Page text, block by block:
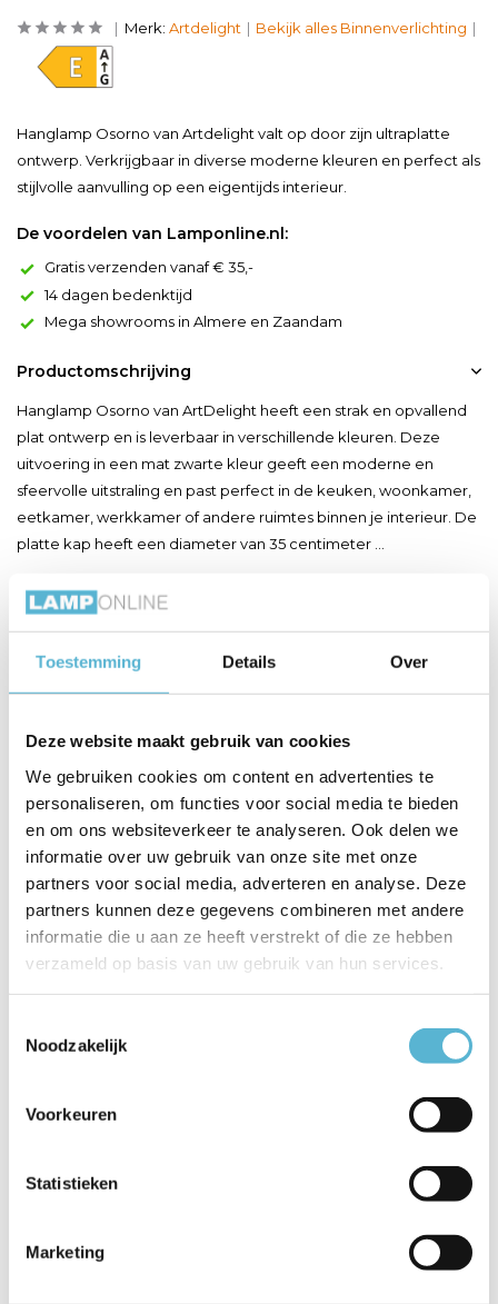
Toestemming Details Over
Deze website maakt gebruik van cookies
We gebruiken cookies om content en advertenties te
personaliseren, om functies voor social media te bieden
en om ons websiteverkeer te analyseren. Ook delen we
informatie over uw gebruik van onze site met onze
partners voor social media, adverteren en analyse. Deze
partners kunnen deze gegevens combineren met andere
informatie die u aan ze heeft verstrekt of die ze hebben
verzameld op basis van uw gebruik van hun services.
Noodzakelijk
Voorkeuren
Statistieken
Marketing
Merk: Artdelight Bekijk alles Binnenverlichting
Hanglamp Osorno van Artdelight valt op door zijn ultraplatte
ontwerp. Verkrijgbaar in diverse moderne kleuren en perfect als
stijlvolle aanvulling op een eigentijds interieur.
De voordelen van Lamponline.nl:
Gratis verzenden vanaf € 35,-
14 dagen bedenktijd
Mega showrooms in Almere en Zaandam
Productomschrijving
Hanglamp Osorno van ArtDelight heeft een strak en opvallend
plat ontwerp en is leverbaar in verschillende kleuren. Deze
uitvoering in een mat zwarte kleur geeft een moderne en
sfeervolle uitstraling en past perfect in de keuken, woonkamer,
eetkamer, werkkamer of andere ruimtes binnen je interieur. De
platte kap heeft een diameter van 35 centimeter ...
Productspecificaties
EAN 8720701101661
Breedte 35 cm
Toon meer
Vergelijk
Hanglamp